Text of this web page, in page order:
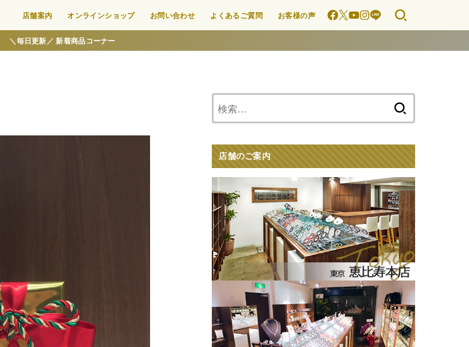
店舗案内 オンラインショップ お問い合わせ よくあるご質問 お客様の声
＼毎日更新／ 新着商品コーナー
店舗のご案内